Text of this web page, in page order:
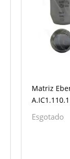
Matriz
Esgotado